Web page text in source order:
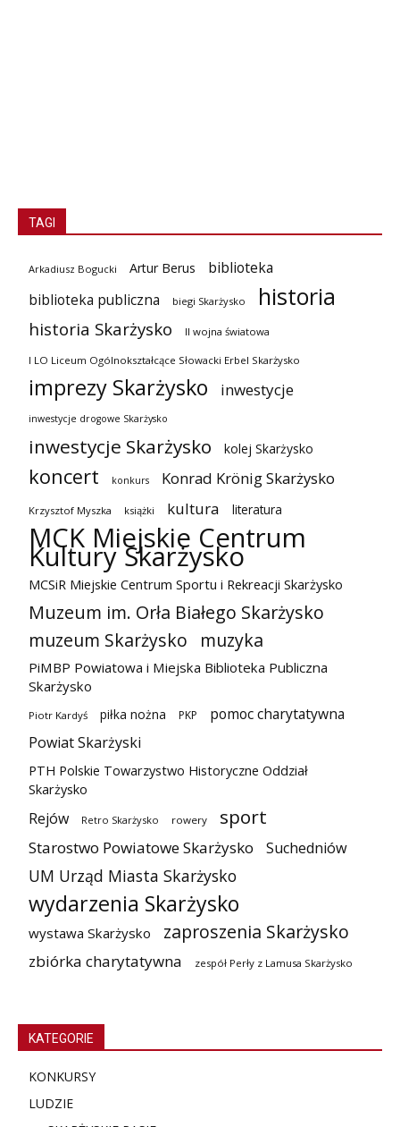
TAGI
Arkadiusz Bogucki Artur Berus
biblioteka
biblioteka publiczna
biegi Skarżysko historia
historia Skarżysko II wojna światowa
I LO Liceum Ogólnokształcące Słowacki Erbel Skarżysko
imprezy Skarżysko inwestycje
inwestycje drogowe Skarżysko
inwestycje Skarżysko kolej Skarżysko
koncert konkurs Konrad Krönig Skarżysko
Krzysztof Myszka książki kultura literatura
MCK Miejskie Centrum
Kultury Skarżysko
MCSiR Miejskie Centrum Sportu i Rekreacji Skarżysko
Muzeum im. Orła Białego Skarżysko
muzeum Skarżysko
muzyka
PiMBP Powiatowa i Miejska Biblioteka Publiczna
Skarżysko
Piotr Kardyś piłka nożna PKP
pomoc charytatywna
Powiat Skarżyski
PTH Polskie Towarzystwo Historyczne Oddział
Skarżysko
Rejów Retro Skarżysko rowery sport
Starostwo Powiatowe Skarżysko Suchedniów
UM Urząd Miasta Skarżysko
wydarzenia Skarżysko
wystawa Skarżysko zaproszenia Skarżysko
zbiórka charytatywna zespół Perły z Lamusa Skarżysko
KATEGORIE
KONKURSY
LUDZIE